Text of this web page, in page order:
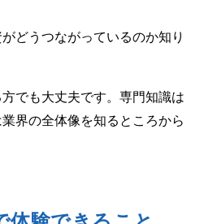
どうつながっているのか知り
でも大丈夫です。専門知識は
界の全体像を知るところから